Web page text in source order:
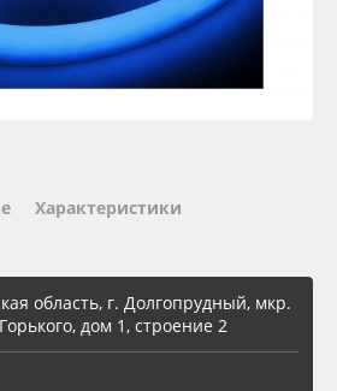
Характеристики
область, г. Долгопрудный, мкр.
дом 1, строение 2